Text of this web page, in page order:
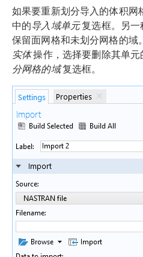
如果要重新划分导入的体积网
中的导入域单元复选框。另一
保留面网格和未划分网格的域
实体操作，选择要删除其单元
分网格的域复选框。